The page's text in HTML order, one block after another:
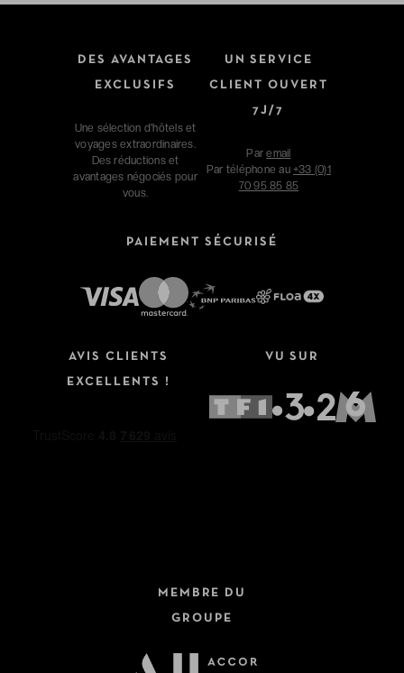
DES AVANTAGES
EXCLUSIFS
Une sélection d'hôtels et
voyages extraordinaires.
Des réductions et
avantages négociés pour
vous.
UN SERVICE
CLIENT OUVERT
7J/7
Paremail
Par téléphone au +33 (0)1
70 95 85 85
PAIEMENT SÉCURISÉ
AVIS CLIENTS
EXCELLENTS !
VU SUR
MEMBRE DU
GROUPE